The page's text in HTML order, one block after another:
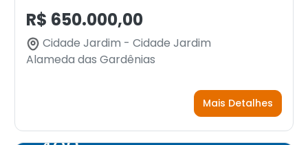
R$ 650.000,00
Cidade Jardim - Cidade Jardim
Alameda das Gardênias
Mais Detalhes